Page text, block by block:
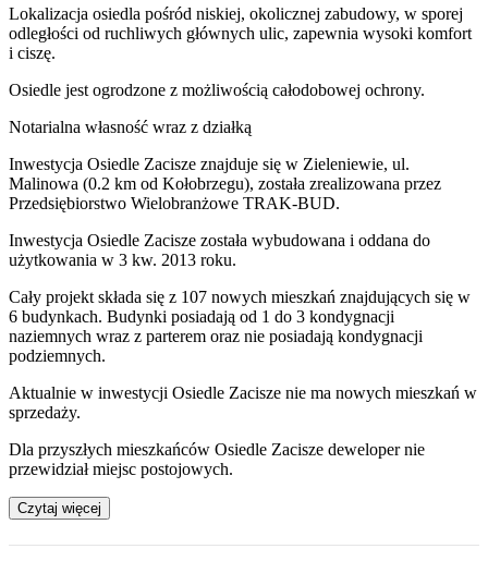
Lokalizacja osiedla pośród niskiej, okolicznej zabudowy, w sporej
odległości od ruchliwych głównych ulic, zapewnia wysoki komfort
i ciszę.
Osiedle jest ogrodzone z możliwością całodobowej ochrony.
Notarialna własność wraz z działką
Inwestycja Osiedle Zacisze znajduje się w Zieleniewie, ul.
Malinowa (0.2 km od Kołobrzegu), została zrealizowana przez
Przedsiębiorstwo Wielobranżowe TRAK-BUD.
Inwestycja Osiedle Zacisze została wybudowana i oddana do
użytkowania w 3 kw. 2013 roku.
Cały projekt składa się z 107 nowych mieszkań znajdujących się w
6 budynkach. Budynki posiadają od 1 do 3 kondygnacji
naziemnych wraz z parterem oraz nie posiadają kondygnacji
podziemnych.
Aktualnie w inwestycji Osiedle Zacisze nie ma nowych mieszkań w
sprzedaży.
Dla przyszłych mieszkańców Osiedle Zacisze deweloper nie
przewidział miejsc postojowych.
Czytaj więcej